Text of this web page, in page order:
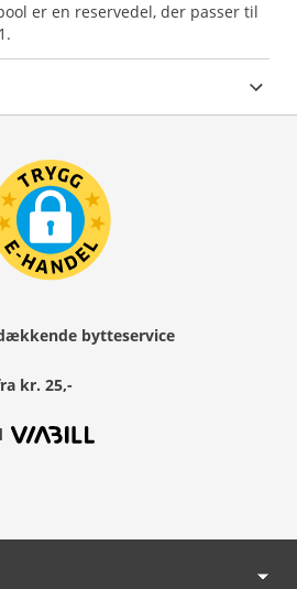
er en reservedel, der passer til
bytteservice
kr. 25,-